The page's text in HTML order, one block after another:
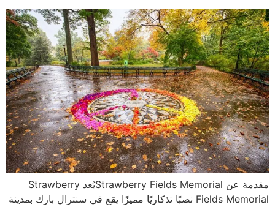
مقدمة عن Strawberry Fields Memorialيُعد Strawberry
Fields Memorial نصبًا تذكاريًا مميزًا يقع في سنترال بارك بمدينة